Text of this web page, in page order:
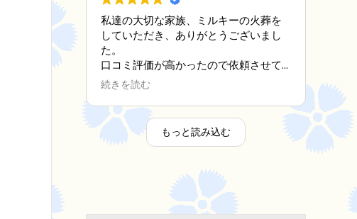
「これからだよ、これからだよ」と。
でも気がつけば時間が
早朝 あっという間に僕の目の前から
消えてしまった。
今は、見送ることがつらくて。
そんな時、目に止まったのがこちらで
それは一番寒い早朝でしたが
快く引き受けてくださり、遠くから来
ていただきました。
私達の大切な家族、ミルキーの火葬を
していただき、ありがとうございまし
た。
口コミ評価が高かったので依頼させて
いただきましたが、評判通り素晴らし
かったです。ミルキーの死が受け入れ
難く、悲しみの底におりましたが、ス
タッフ様の優しく真摯な対応で心が救
われ、ミルキーをちゃんと見送る事が
日々の忙しさの中で、ミルキーが居な
くなった寂しさをきちんと悲しむ暇が
なく、そんな自分を責めるような気持
続きを読む
もっと読み込む